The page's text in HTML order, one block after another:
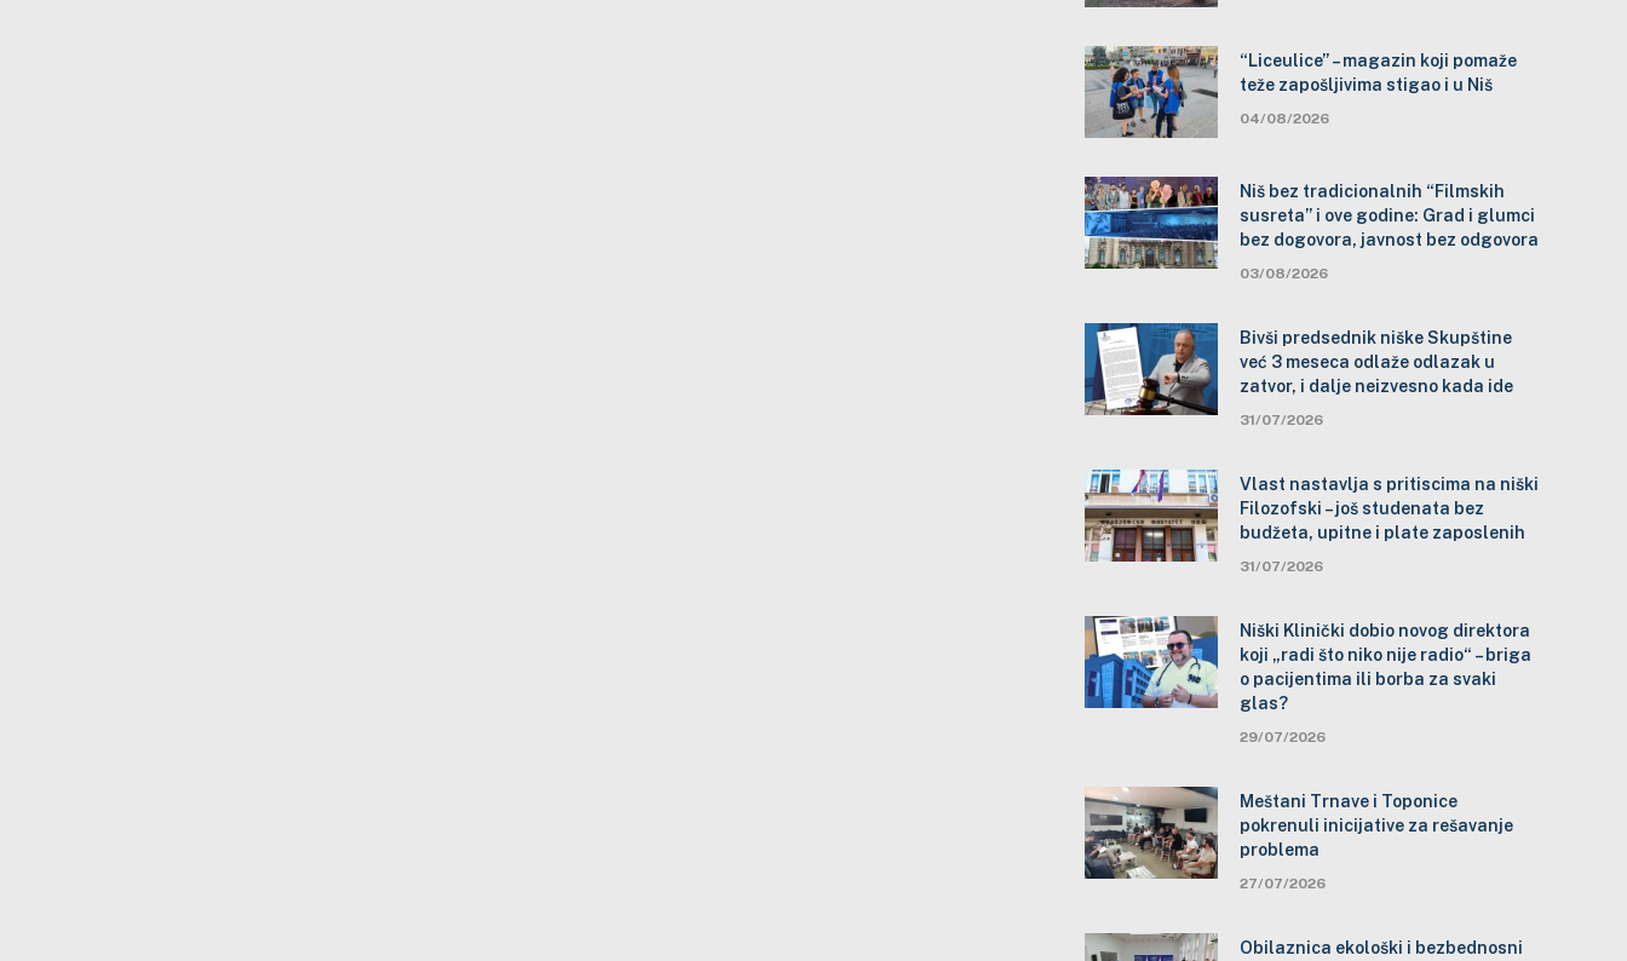
“Liceulice” – magazin koji pomaže
teže zapošljivima stigao i u Niš
04/08/2026
Niš bez tradicionalnih “Filmskih
susreta” i ove godine: Grad i glumci
bez dogovora, javnost bez odgovora
03/08/2026
Bivši predsednik niške Skupštine
već 3 meseca odlaže odlazak u
zatvor, i dalje neizvesno kada ide
31/07/2026
Vlast nastavlja s pritiscima na niški
Filozofski – još studenata bez
budžeta, upitne i plate zaposlenih
31/07/2026
Niški Klinički dobio novog direktora
koji „radi što niko nije radio“ – briga
o pacijentima ili borba za svaki
glas?
29/07/2026
Meštani Trnave i Toponice
pokrenuli inicijative za rešavanje
problema
27/07/2026
Obilaznica ekološki i bezbednosni